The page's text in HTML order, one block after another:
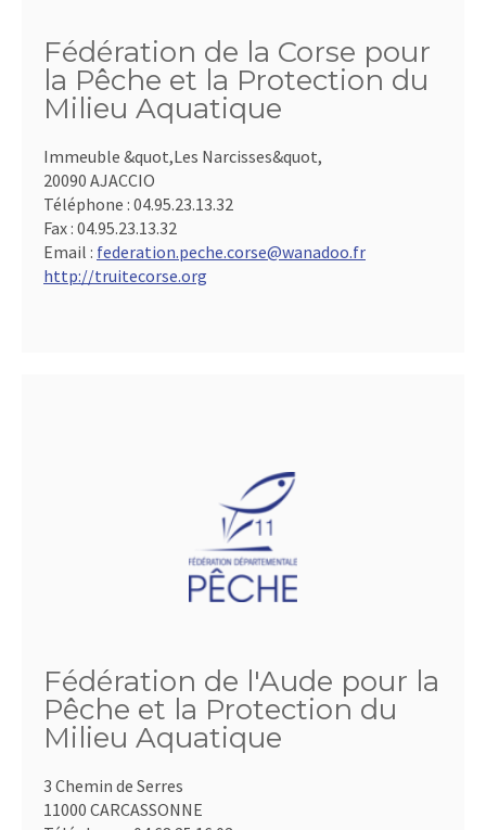
Fédération de la Corse pour
la Pêche et la Protection du
Milieu Aquatique
Immeuble &quot,Les Narcisses&quot,
20090 AJACCIO
Téléphone : 04.95.23.13.32
Fax : 04.95.23.13.32
Email : federation.peche.corse@wanadoo.fr
http://truitecorse.org
Fédération de l'Aude pour la
Pêche et la Protection du
Milieu Aquatique
3 Chemin de Serres
11000 CARCASSONNE